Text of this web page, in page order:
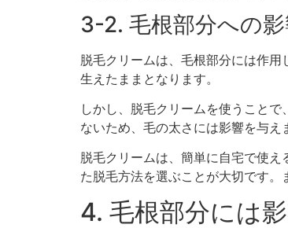
3-2. 毛根部分への
脱毛クリームは、毛根部分には作
生えたままとなります。
しかし、脱毛クリームを使うこと
ないため、毛の太さには影響を与え
脱毛クリームは、簡単に自宅で使
た脱毛方法を選ぶことが大切です。
4. 毛根部分には